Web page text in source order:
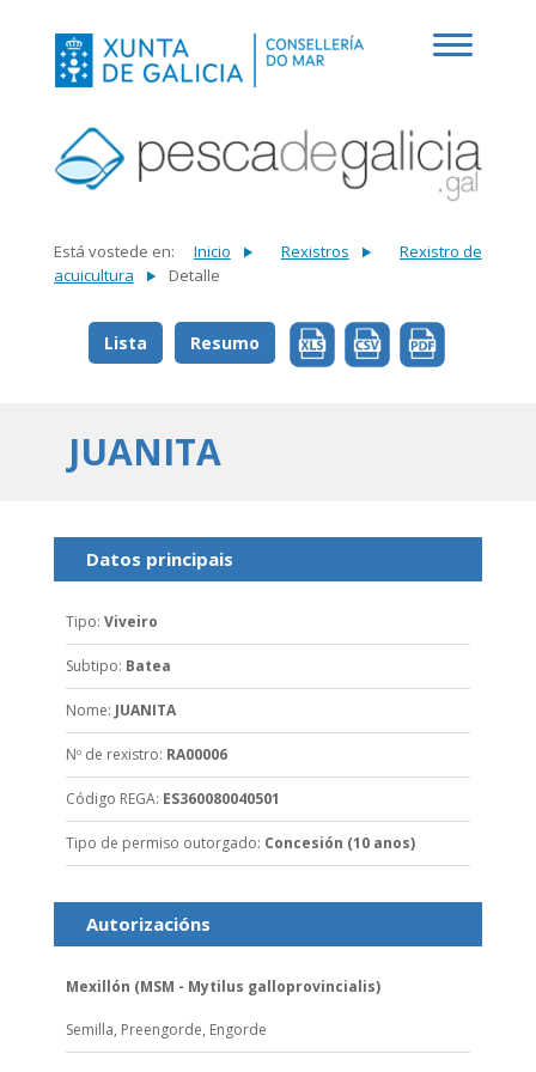
Está vostede en: Inicio Rexistros
Rexistro de
acuicultura
Detalle
Lista Resumo
JUANITA
Datos principais
Tipo: Viveiro
Subtipo: Batea
Nome: JUANITA
Nº de rexistro: RA00006
Código REGA: ES360080040501
Tipo de permiso outorgado: Concesión (10 anos)
Autorizacións
Mexillón (MSM - Mytilus galloprovincialis)
Semilla, Preengorde, Engorde